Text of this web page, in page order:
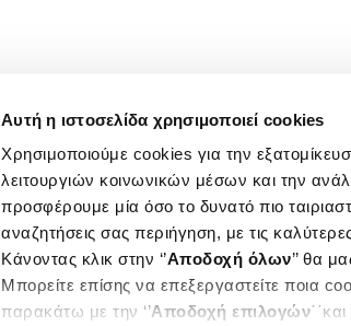
Αυτή η ιστοσελίδα χρησιμοποιεί cookies
Χρησιμοποιούμε cookies για την
λειτουργιών κοινωνικών μέσων και την
προσφέρουμε μία όσο το δυνατό πιο
αναζητήσεις σας περιήγηση, με τις
Κάνοντας κλικ στην ‘’Αποδοχή όλων’’ θα
Μπορείτε επίσης να επεξεργαστείτε ποια
παρακάτω με την ‘’Αποδοχή επιλογών